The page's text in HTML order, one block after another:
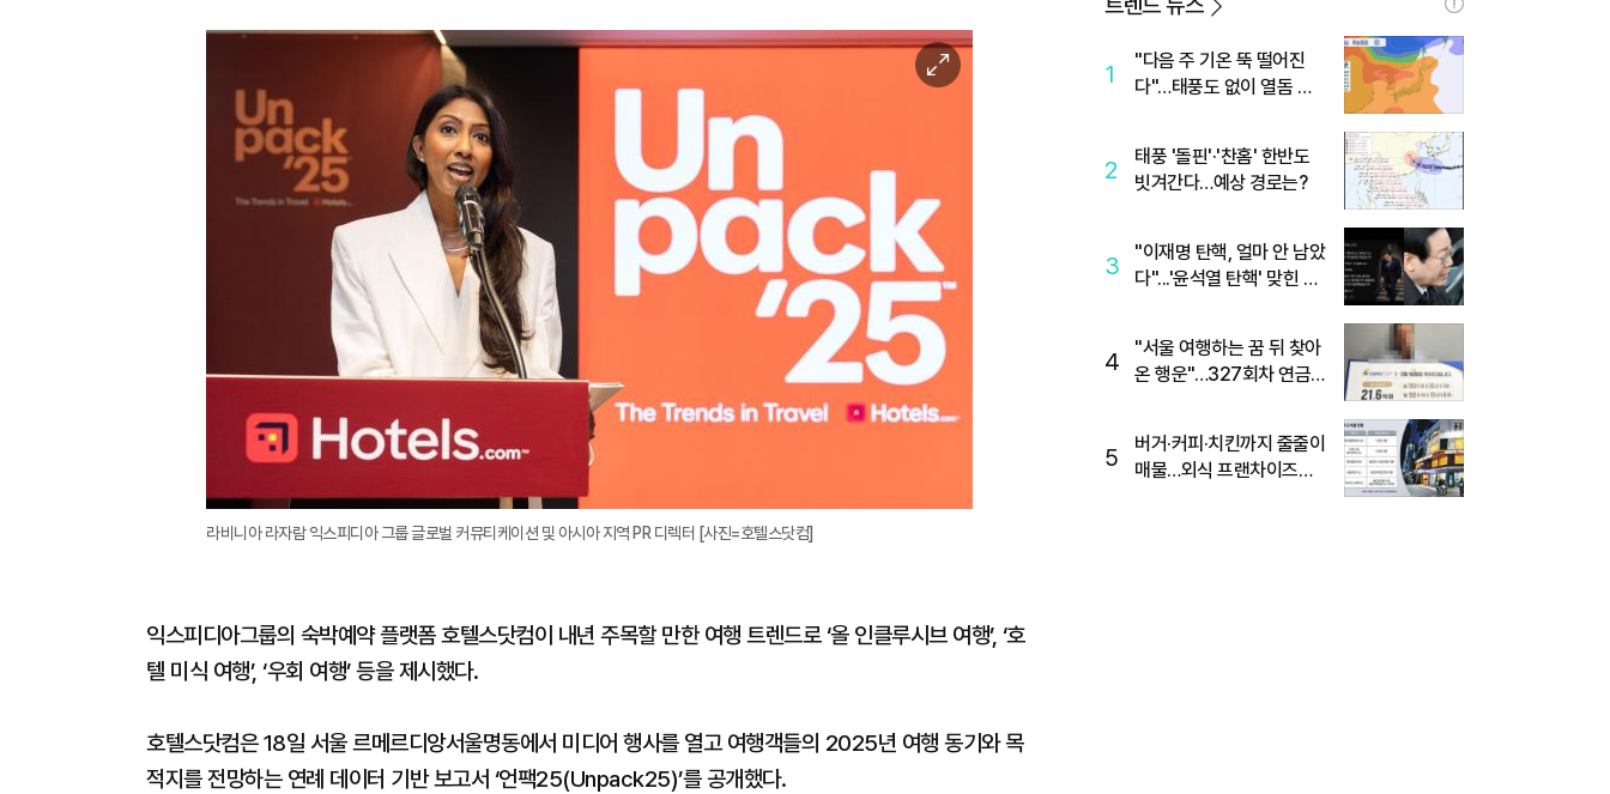
이
미
대
라비니아 라자람 익스피디아 그룹 글로벌 커뮤티케이션 및 아시아 지역 PR 디렉터 [사진=호텔스닷컴]
익스피디아그룹의 숙박예약 플랫폼 호텔스닷컴이 내년 주목할 만한 여행 트렌드로 ‘올 인클루시브 여행’, ‘호
텔 미식 여행’, ‘우회 여행’ 등을 제시했다.
호텔스닷컴은 18일 서울 르메르디앙서울명동에서 미디어 행사를 열고 여행객들의 2025년 여행 동기와 목
적지를 전망하는 연례 데이터 기반 보고서 ‘언팩25(Unpack25)’를 공개했다.
1
"다음 주 기온 뚝 떨어진
다"…태풍도 없이 열돔 박
2
태풍 '돌핀'·'찬홈' 한반도
빗겨간다…예상 경로는?
3
"이재명 탄핵, 얼마 안 남았
다"...'윤석열 탄핵' 맞힌 무
4
"서울 여행하는 꿈 뒤 찾아
온 행운"…327회차 연금
5
버거·커피·치킨까지 줄줄이
매물…외식 프랜차이즈